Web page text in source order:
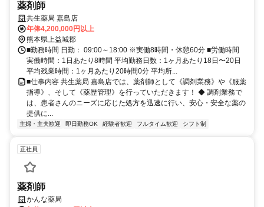
薬剤師
共生薬局 嘉島店
年俸4,200,000円以上
熊本県上益城郡
■勤務時間 日勤： 09:00～18:00 ※実働8時間・休憩60分 ■労働時間
実働時間：1日あたり8時間 平均勤務日数：1ヶ月あたり18日〜20日
平均残業時間：1ヶ月あたり20時間0分 平均所...
■仕事内容 共生薬局 嘉島店では、薬剤師として《調剤業務》や《服薬
指導》、そして《薬歴管理》を行っていただきます！ ◆ 調剤業務で
は、患者さんのニーズに応じた処方を迅速に行い、安心・安全な薬の
提供に...
主婦・主夫歓迎 即日勤務OK 経験者歓迎 フルタイム歓迎 シフト制
正社員
薬剤師
かんな薬局